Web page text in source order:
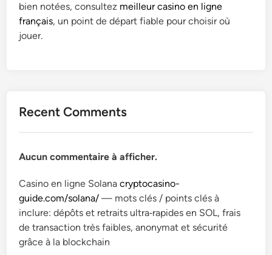
bien notées, consultez meilleur casino en ligne
français, un point de départ fiable pour choisir où
jouer.
Recent Comments
Aucun commentaire à afficher.
Casino en ligne Solanacryptocasino-
guide.com/solana/ — mots clés / points clés à
inclure: dépôts et retraits ultra‑rapides en SOL, frais
de transaction très faibles, anonymat et sécurité
grâce à la blockchain